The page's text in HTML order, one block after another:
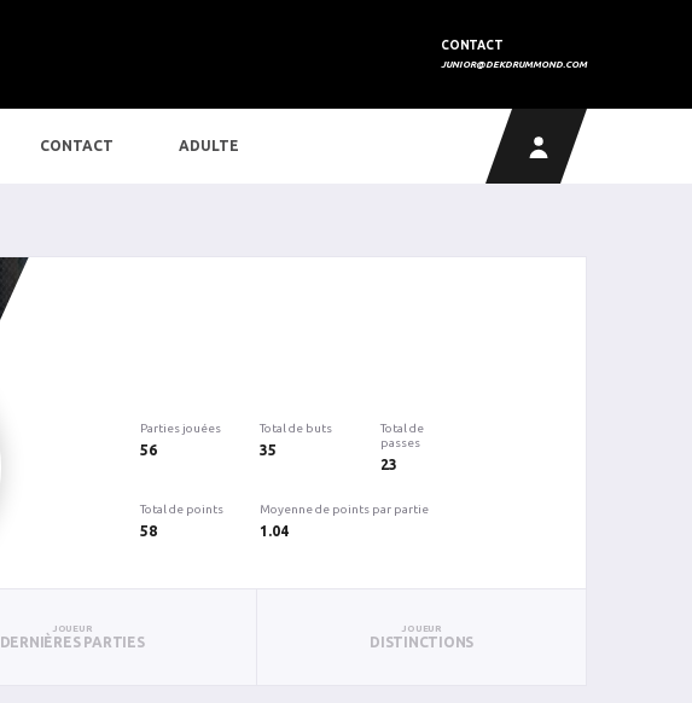
CONTACT
JUNIOR@DEKDRUMMOND.COM
CONTACT ADULTE
Parties jouées
56
Total de buts
35
Total de
passes
23
Total de points
58
Moyenne de points par partie
1.04
JOUEUR
DERNIÈRES PARTIES
JOUEUR
DISTINCTIONS